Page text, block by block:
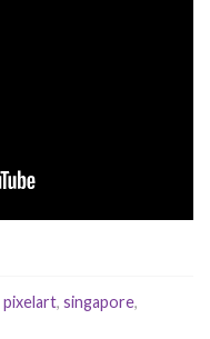
pixelart, singapore,